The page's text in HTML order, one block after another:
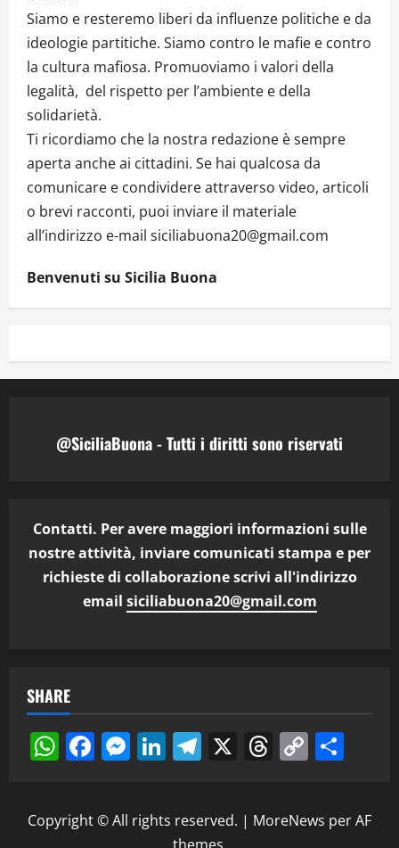
Siamo e resteremo liberi da influenze politiche e da
ideologie partitiche. Siamo contro le mafie e contro
la cultura mafiosa. Promuoviamo i valori della
legalità, del rispetto per l’ambiente e della
solidarietà.
Ti ricordiamo che la nostra redazione è sempre
aperta anche ai cittadini. Se hai qualcosa da
comunicare e condividere attraverso video, articoli
o brevi racconti, puoi inviare il materiale
all’indirizzo e-mail siciliabuona20@gmail.com
Benvenuti su Sicilia Buona
@SiciliaBuona - Tutti i diritti sono riservati
Contatti. Per avere maggiori informazioni sulle
nostre attività, inviare comunicati stampa e per
richieste di collaborazione scrivi all'indirizzo
email siciliabuona20@gmail.com
SHARE
WhatsApp
Facebook
Messenger
LinkedIn
Telegram
X Threads
Copy
Link
Copyright © All rights reserved. | MoreNews per AF
themes.